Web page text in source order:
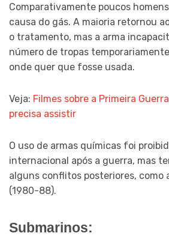
Comparativamente poucos
causa do gás. A maioria retornou
o tratamento, mas a arma
número de tropas
onde quer que fosse usada.
Veja: Filmes sobre a Primeira
precisa assistir
O uso de armas químicas foi
internacional após a guerra, mas
alguns conflitos posteriores, como
(1980-88).
Submarinos: